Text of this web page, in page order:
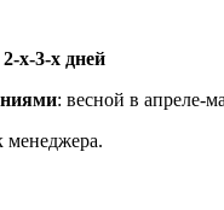
х-3-х дней
: весной в апреле-
менеджера.